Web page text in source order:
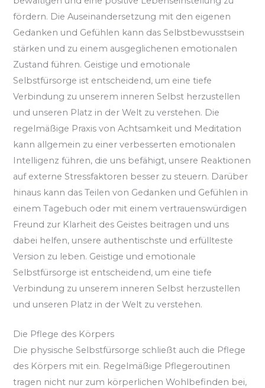
fördern. Die Auseinandersetzung mit den eigenen
Gedanken und Gefühlen kann das Selbstbewusstsein
stärken und zu einem ausgeglichenen emotionalen
Zustand führen. Geistige und emotionale
Selbstfürsorge ist entscheidend, um eine tiefe
Verbindung zu unserem inneren Selbst herzustellen
und unseren Platz in der Welt zu verstehen. Die
regelmäßige Praxis von Achtsamkeit und Meditation
kann allgemein zu einer verbesserten emotionalen
Intelligenz führen, die uns befähigt, unsere Reaktionen
auf externe Stressfaktoren besser zu steuern. Darüber
hinaus kann das Teilen von Gedanken und Gefühlen in
einem Tagebuch oder mit einem vertrauenswürdigen
Freund zur Klarheit des Geistes beitragen und uns
dabei helfen, unsere authentischste und erfüllteste
Version zu leben. Geistige und emotionale
Selbstfürsorge ist entscheidend, um eine tiefe
Verbindung zu unserem inneren Selbst herzustellen
und unseren Platz in der Welt zu verstehen.
Die Pflege des Körpers
Die physische Selbstfürsorge schließt auch die Pflege
des Körpers mit ein. Regelmäßige Pflegeroutinen
tragen nicht nur zum körperlichen Wohlbefinden bei,